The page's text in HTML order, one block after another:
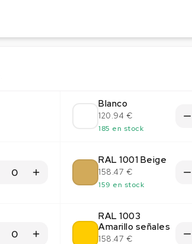
Blanco
120.94 €
185 en stock
RAL 1001 Beige
158.47 €
159 en stock
RAL 1003
Amarillo señales
158.47 €